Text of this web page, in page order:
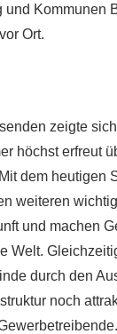
und Kommunen
Ort.
zeigte
höchst erfreut
dem heutigen
weiteren
und machen
Welt.
durch den
noch